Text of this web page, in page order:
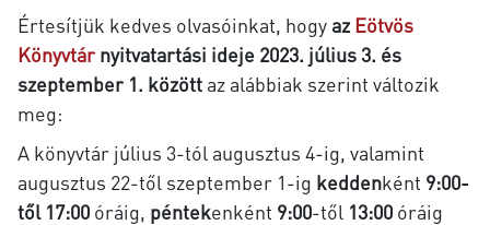
Értesítjük kedves olvasóinkat, hogy az Eötvös
Könyvtárnyitvatartási ideje 2023. július 3. és
szeptember 1. között az alábbiak szerint változik
meg:
A könyvtár július 3-tól augusztus 4-ig, valamint
augusztus 22-től szeptember 1-ig keddenként 9:00-
től 17:00óráig, péntekenként 9:00-től 13:00óráig